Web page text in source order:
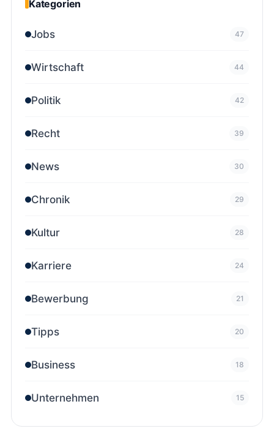
Kategorien
Jobs 47
Wirtschaft 44
Politik 42
Recht 39
News 30
Chronik 29
Kultur 28
Karriere 24
Bewerbung 21
Tipps 20
Business 18
Unternehmen 15